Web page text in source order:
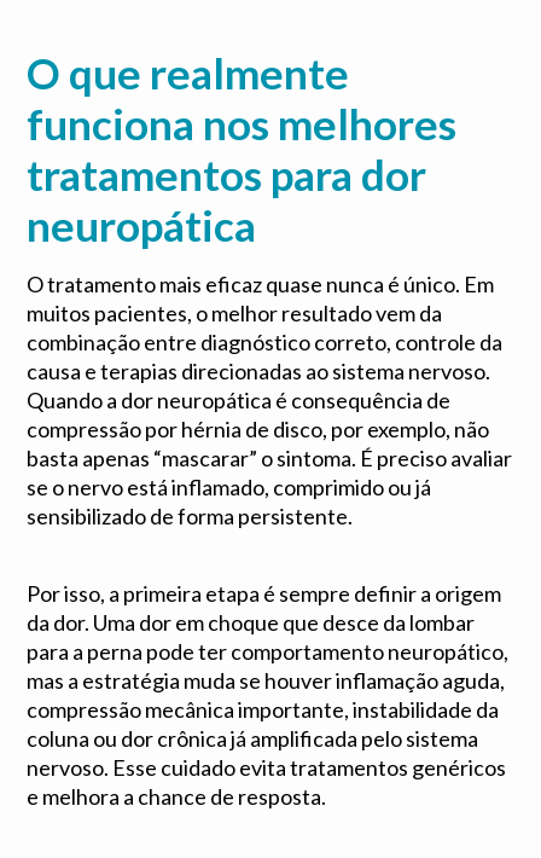
O que realmente
funciona nos melhores
tratamentos para dor
neuropática
O tratamento mais eficaz quase nunca é único. Em
muitos pacientes, o melhor resultado vem da
combinação entre diagnóstico correto, controle da
causa e terapias direcionadas ao sistema nervoso.
Quando a dor neuropática é consequência de
compressão por hérnia de disco, por exemplo, não
basta apenas “mascarar” o sintoma. É preciso avaliar
se o nervo está inflamado, comprimido ou já
sensibilizado de forma persistente.
Por isso, a primeira etapa é sempre definir a origem
da dor. Uma dor em choque que desce da lombar
para a perna pode ter comportamento neuropático,
mas a estratégia muda se houver inflamação aguda,
compressão mecânica importante, instabilidade da
coluna ou dor crônica já amplificada pelo sistema
nervoso. Esse cuidado evita tratamentos genéricos
e melhora a chance de resposta.